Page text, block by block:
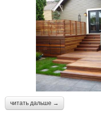
читать дальше →